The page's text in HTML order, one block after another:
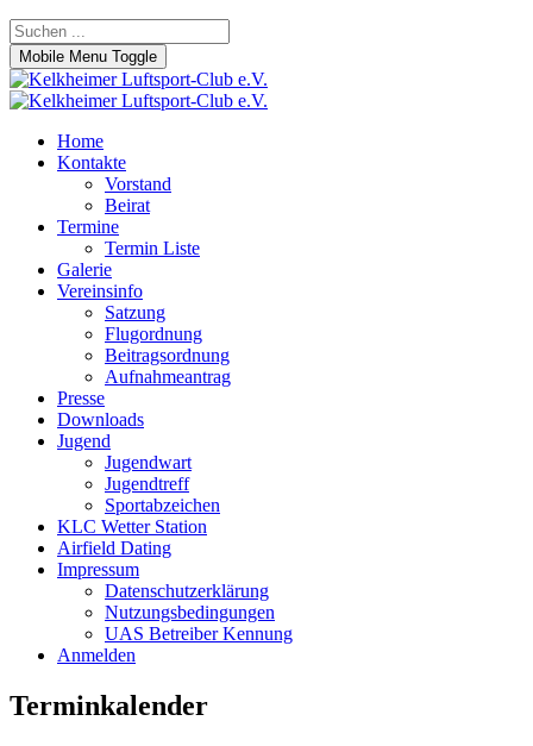
Mobile Menu Toggle
Home
Kontakte
Vorstand
Beirat
Termine
Termin Liste
Galerie
Vereinsinfo
Satzung
Flugordnung
Beitragsordnung
Aufnahmeantrag
Presse
Downloads
Jugend
Jugendwart
Jugendtreff
Sportabzeichen
KLC Wetter Station
Airfield Dating
Impressum
Datenschutzerklärung
Nutzungsbedingungen
UAS Betreiber Kennung
Anmelden
Terminkalender